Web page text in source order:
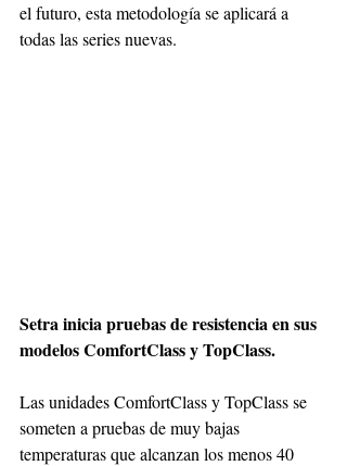
el futuro, esta metodología se aplicará a
todas las series nuevas.
Setra inicia pruebas de resistencia en sus
modelos ComfortClass y TopClass.
Las unidades ComfortClass y TopClass se
someten a pruebas de muy bajas
temperaturas que alcanzan los menos 40